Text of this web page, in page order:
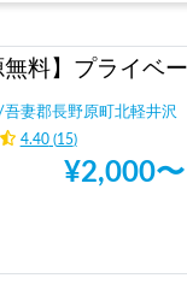
吾妻郡長野原町北軽井沢
4.40(15)
¥2,000〜